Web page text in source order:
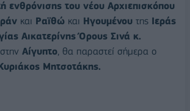
ενθρόνισης του νέου Αρχιεπισκόπου
και Ραϊθώ και Ηγουμένου της Ιεράς
Αικατερίνης Όρους Σινά κ.
στην Αίγυπτο, θα παραστεί σήμερα ο
Μητσοτάκης.